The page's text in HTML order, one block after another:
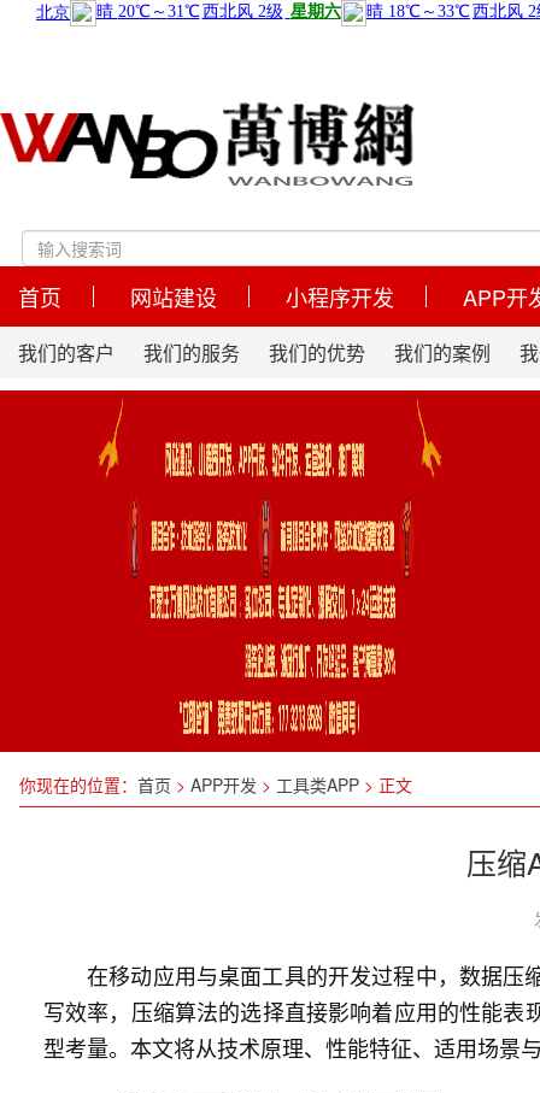
首页 网站建设 小程序开发 APP开
我们的客户 我们的服务 我们的优势 我们的案例
你现在的位置： 首页 > APP开发 > 工具类APP > 正文
压缩
在移动应用与桌面工具的开发过程中，数据
写效率，压缩算法的选择直接影响着应用的性能
型考量。本文将从技术原理、性能特征、适用场景